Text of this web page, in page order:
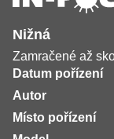
Nižná
Zamračené až
Datum pořízení
Autor
Místo pořízení